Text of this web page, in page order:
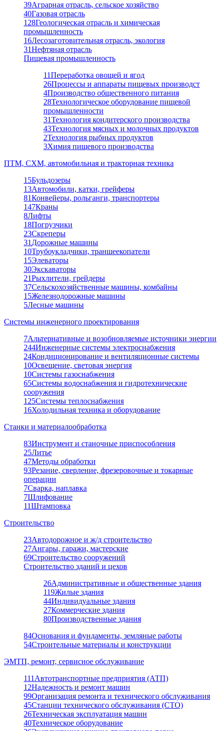
39Аграрная отрасль, сельское хозяйство
40Газовая отрасль
128Геологическая отрасль и химическая
промышленность
16Лесозаготовительная отрасль, экология
31Нефтяная отрасль
Пищевая промышленность
11Переработка овощей и ягод
26Процессы и аппараты пищевых производст
4Производство общественного питания
28Технологическое оборудование пищевой
промышленности
31Технология кондитерского производства
43Технология мясных и молочных продуктов
2Технология рыбных продуктов
3Химия пищевого производства
ПТМ, СХМ, автомобильная и тракторная техника
15Бульдозеры
13Автомобили, катки, грейферы
81Конвейеры, рольганги, транспортеры
147Краны
8Лифты
18Погрузчики
23Скреперы
31 Дорожные машины
10Трубоукладчики, траншеекопатели
15Элеваторы
30Экскаваторы
21Рыхлители, грейдеры
37Сельскохозяйственные машины, комбайны
15Железнодорожные машины
5Лесные машины
Системы инженерного проектирования
7Альтернативные и возобновляемые источники энергии
244Инженерные системы электроснабжения
24Кондиционирование и вентиляционные системы
10Освещение, световая энергия
10Системы газоснабжения
65Системы водоснабжения и гидротехнические
сооружения
125Системы теплоснабжения
16Холодильная техника и оборудование
Станки и материалообработка
83Инструмент и станочные приспособления
25Литье
47Методы обработки
93Резание, сверление, фрезеровочные и токарные
операции
7Сварка, наплавка
7Шлифование
11Штамповка
Строительство
23Автодорожное и ж/д строительство
27Ангары, гаражи, мастерские
69Строительство сооружений
Строительство зданий и цехов
26Административные и общественные здания
119Жилые здания
44Индивидуальные здания
27Коммерческие здания
80Производственные здания
84Основания и фундаменты, земляные работы
54Строительные материалы и конструкции
ЭМТП, ремонт, сервисное обслуживание
111 Автотранспортные предприятия (АТП)
12Надежность и ремонт машин
99Организация ремонта и технического обслуживания
45Станции технического обслуживания (СТО)
26Техническая эксплуатация машин
40Техническое оборудование